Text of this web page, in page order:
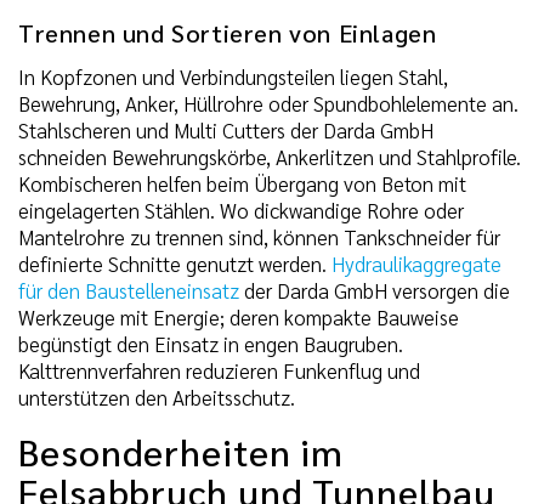
Trennen und Sortieren von Einlagen
In Kopfzonen und Verbindungsteilen liegen Stahl,
Bewehrung, Anker, Hüllrohre oder Spundbohlelemente an.
Stahlscheren und Multi Cutters der Darda GmbH
schneiden Bewehrungskörbe, Ankerlitzen und Stahlprofile.
Kombischeren helfen beim Übergang von Beton mit
eingelagerten Stählen. Wo dickwandige Rohre oder
Mantelrohre zu trennen sind, können Tankschneider für
definierte Schnitte genutzt werden. Hydraulikaggregate
für den Baustelleneinsatzder Darda GmbH versorgen die
Werkzeuge mit Energie; deren kompakte Bauweise
begünstigt den Einsatz in engen Baugruben.
Kalttrennverfahren reduzieren Funkenflug und
unterstützen den Arbeitsschutz.
Besonderheiten im
Felsabbruch und Tunnelbau